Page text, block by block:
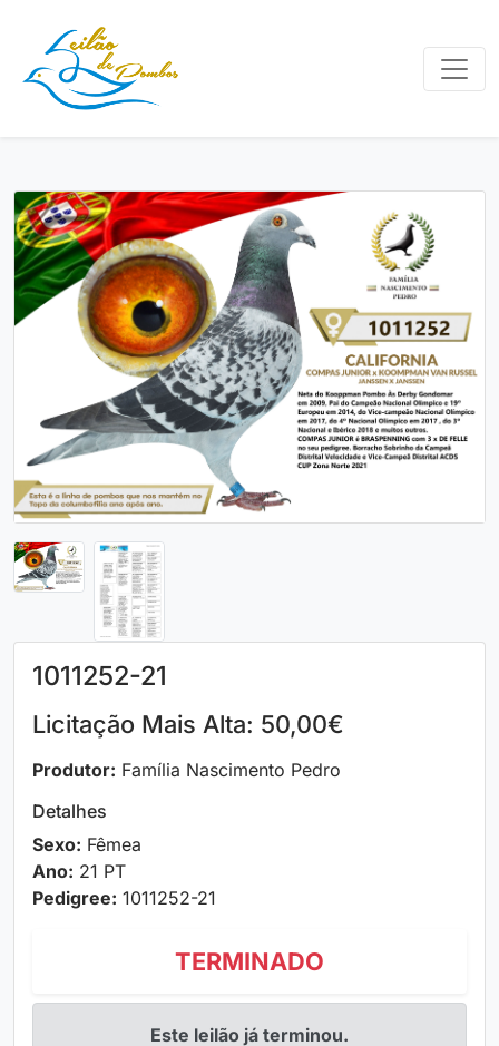
1011252-21
Licitação Mais Alta: 50,00€
Produtor: Família Nascimento Pedro
Detalhes
Sexo: Fêmea
Ano: 21 PT
Pedigree: 1011252-21
TERMINADO
Este leilão já terminou.